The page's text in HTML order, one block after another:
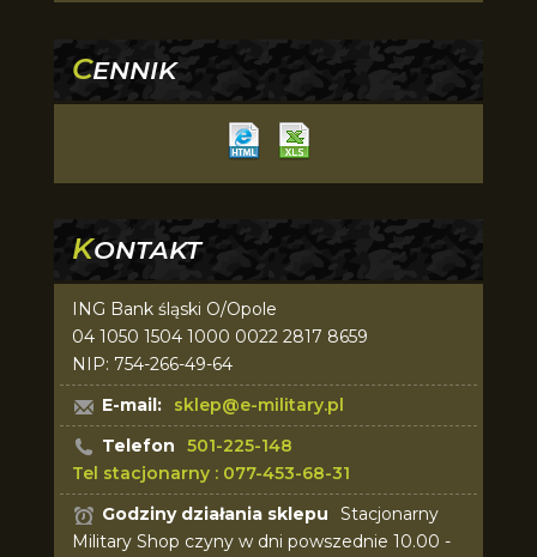
CENNIK
KONTAKT
ING Bank śląski O/Opole
04 1050 1504 1000 0022 2817 8659
NIP: 754-266-49-64
E-mail:
sklep@e-military.pl
Telefon
501-225-148
Tel stacjonarny : 077-453-68-31
Godziny działania sklepu
Stacjonarny
Military Shop czyny w dni powszednie 10.00 -